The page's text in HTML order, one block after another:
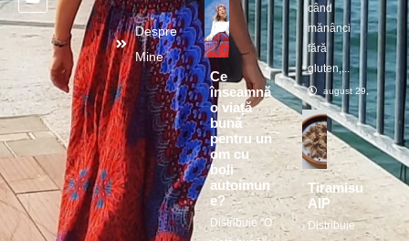
Despre
Mine
Ce
înseamnă
o viață
bună
pentru un
om cu
boli
autoimun
e?
Distribuie ”O
când
mănânci
fără
gluten,...
august 29, 2025
Tiramisu
AIP
Distribuie